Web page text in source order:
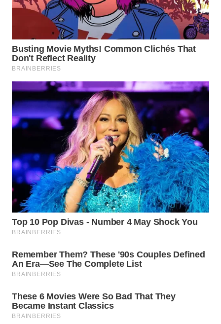
WN
DANAU
WN
NIAS
LANGKAT
WN
TAPANULI
SELATAN
WN
TANJUNG
WN
WN
SIMALUNGUN